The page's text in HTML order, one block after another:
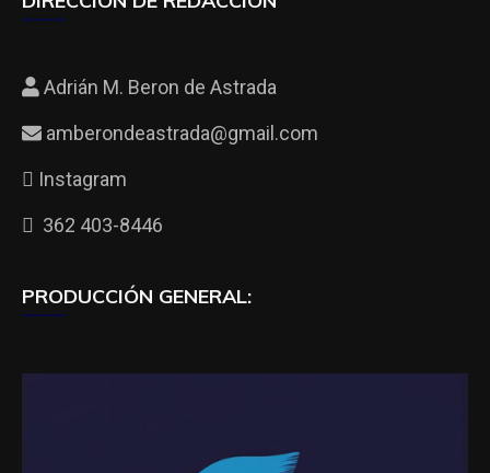
Adrián M. Beron de Astrada
amberondeastrada@gmail.com
Instagram
362 403-8446
PRODUCCIÓN GENERAL: